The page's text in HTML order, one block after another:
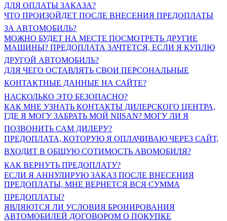
ДЛЯ ОПЛАТЫ ЗАКАЗА?
ЧТО ПРОИЗОЙДЕТ ПОСЛЕ ВНЕСЕНИЯ ПРЕДОПЛАТЫ
ЗА АВТОМОБИЛЬ?
МОЖНО БУДЕТ НА МЕСТЕ ПОСМОТРЕТЬ ДРУГИЕ
МАШИНЫ? ПРЕДОПЛАТА ЗАЧТЕТСЯ, ЕСЛИ Я КУПЛЮ
ДРУГОЙ АВТОМОБИЛЬ?
ДЛЯ ЧЕГО ОСТАВЛЯТЬ СВОИ ПЕРСОНАЛЬНЫЕ
КОНТАКТНЫЕ ДАННЫЕ НА САЙТЕ?
НАСКОЛЬКО ЭТО БЕЗОПАСНО?
КАК МНЕ УЗНАТЬ КОНТАКТЫ ДИЛЕРСКОГО ЦЕНТРА,
ГДЕ Я МОГУ ЗАБРАТЬ МОЙ NIISAN? МОГУ ЛИ Я
ПОЗВОНИТЬ САМ ДИЛЕРУ?
ПРЕДОПЛАТА, КОТОРУЮ Я ОПЛАЧИВАЮ ЧЕРЕЗ САЙТ,
ВХОДИТ В ОБЩУЮ СОТИМОСТЬ АВОМОБИЛЯ?
КАК ВЕРНУТЬ ПРЕДОПЛАТУ?
ЕСЛИ Я АННУЛИРУЮ ЗАКАЗ ПОСЛЕ ВНЕСЕНИЯ
ПРЕДОПЛАТЫ, МНЕ ВЕРНЕТСЯ ВСЯ СУММА
ПРЕДОПЛАТЫ?
ЯВЛЯЮТСЯ ЛИ УСЛОВИЯ БРОНИРОВАНИЯ
АВТОМОБИЛЕЙ ДОГОВОРОМ О ПОКУПКЕ